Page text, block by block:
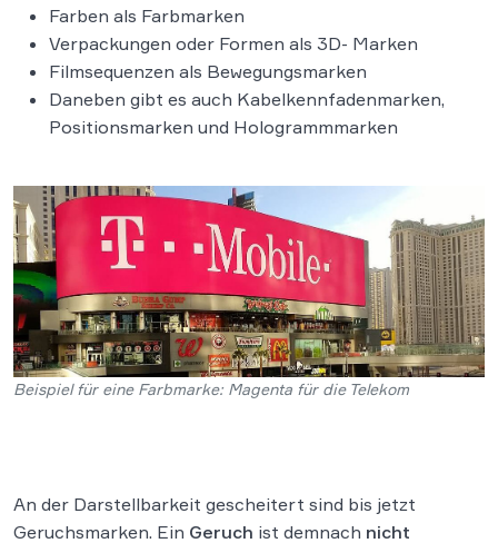
Farben als Farbmarken
Verpackungen oder Formen als 3D- Marken
Filmsequenzen als Bewegungsmarken
Daneben gibt es auch Kabelkennfadenmarken,
Positionsmarken und Hologrammmarken
Beispiel für eine Farbmarke: Magenta für die Telekom
An der Darstellbarkeit gescheitert sind bis jetzt
Geruchsmarken. Ein Geruch ist demnach nicht